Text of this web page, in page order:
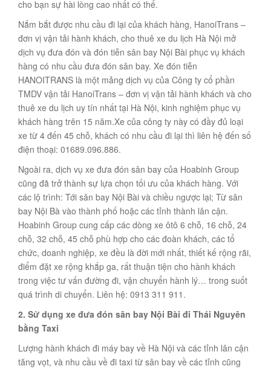
cho bạn sự hài lòng cao nhất có thể.
Nắm bắt được nhu cầu đi lại của khách hàng, HanoiTrans –
đơn vị vận tải hành khách, cho thuê xe du lịch Hà Nội mở
dịch vụ đưa đón và đón tiễn sân bay Nội Bài phục vụ khách
hàng có nhu cầu đưa đón sân bay. Xe đón tiễn
HANOITRANS là một mảng dịch vụ của Công ty cổ phần
TMDV vận tải HanoiTrans – đơn vị vận tải hành khách và cho
thuê xe du lịch uy tín nhất tại Hà Nội, kinh nghiệm phục vụ
khách hàng trên 15 năm.Xe của công ty này có đầy đủ loại
xe từ 4 đến 45 chỗ, khách có nhu cầu đi lại thì liên hệ đến số
điện thoại: 01689.096.886.
Ngoài ra, dịch vụ xe đưa đón sân bay của Hoabinh Group
cũng đã trở thành sự lựa chọn tối ưu của khách hàng. Với
các lộ trình: Tới sân bay Nội Bài và chiều ngược lại; Từ sân
bay Nội Bà vào thành phố hoặc các tỉnh thành lân cận.
Hoabinh Group cung cấp các dòng xe ôtô 6 chỗ, 16 chỗ, 24
chỗ, 32 chỗ, 45 chỗ phù hợp cho các đoàn khách, các tổ
chức, doanh nghiệp, xe đều là đời mới nhất, thiết kế rộng rãi,
điểm đặt xe rộng khắp ga, rất thuận tiện cho hành khách
trong việc tư vấn đường đi, vận chuyển hành lý… trong suốt
quá trình di chuyển. Liên hệ: 0913 311 911.
2. Sử dụng xe đưa đón sân bay Nội Bài đi Thái Nguyên
bằng Taxi
Lượng hành khách đi máy bay về Hà Nội và các tỉnh lân cận
tăng vọt, và nhu cầu về đi taxi từ sân bay về các tỉnh cũng